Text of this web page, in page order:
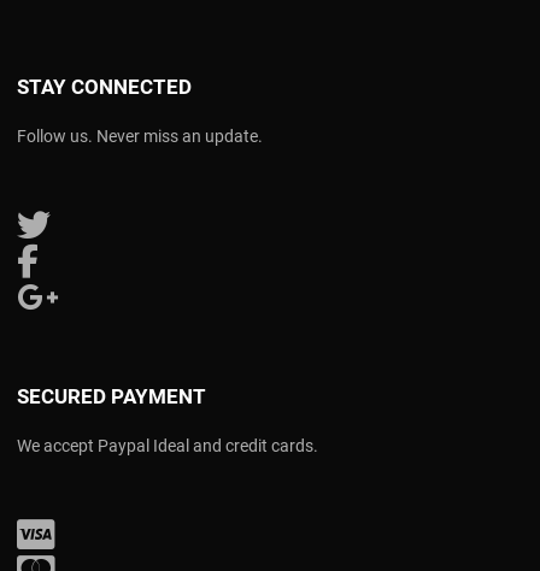
STAY CONNECTED
Follow us. Never miss an update.
Follow us on Twitter
SECURED PAYMENT
We accept Paypal Ideal and credit cards.